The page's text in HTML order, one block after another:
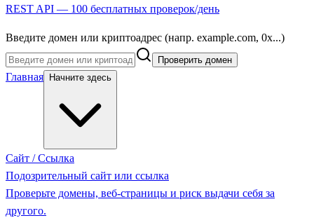
REST API — 100 бесплатных проверок/день
Введите домен или криптоадрес (напр. example.com, 0x...)
Проверить домен
Главная Начните здесь
Сайт / Ссылка
Подозрительный сайт или ссылка
Проверьте домены, веб-страницы и риск выдачи себя за
другого.